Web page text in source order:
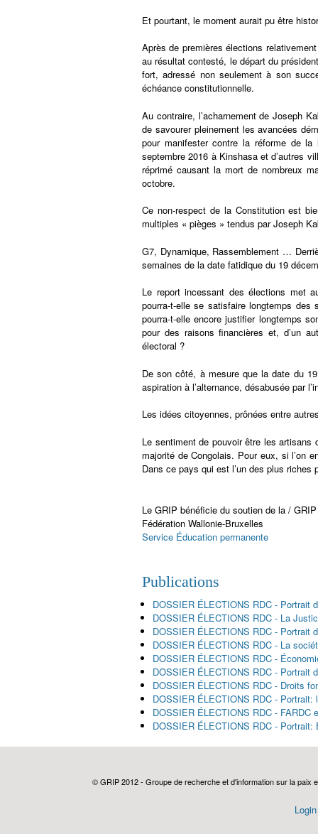
Et pourtant, le moment aurait pu être
Après de premières élections
au résultat contesté, le départ du
fort, adressé non seulement à son
échéance constitutionnelle.
Au contraire, l’acharnement de Joseph
de savourer pleinement les avancées
pour manifester contre la réforme de
septembre 2016 à Kinshasa et d’autres
réprimé causant la mort de nombreux
octobre.
Ce non-respect de la Constitution est
multiples « pièges » tendus par Joseph
G7, Dynamique, Rassemblement …
semaines de la date fatidique du 19
Le report incessant des élections met
pourra-t-elle se satisfaire longtemps des
pourra-t-elle encore justifier longtemps
pour des raisons financières et, d’un
électoral ?
De son côté, à mesure que la date du
aspiration à l’alternance, désabusée par
Les idées citoyennes, prônées entre
Le sentiment de pouvoir être les artisans
majorité de Congolais. Pour eux, si l’on
Dans ce pays qui est l’un des plus riches
Le GRIP bénéficie du soutien de la /
Fédération Wallonie-Bruxelles
Service Éducation permanente
Publications
DOSSIER ÉLECTIONS RDC - Portrait
DOSSIER ÉLECTIONS RDC - La
DOSSIER ÉLECTIONS RDC - Portrait
DOSSIER ÉLECTIONS RDC - La
DOSSIER ÉLECTIONS RDC -
DOSSIER ÉLECTIONS RDC - Portrait
DOSSIER ÉLECTIONS RDC - Droits
DOSSIER ÉLECTIONS RDC -
DOSSIER ÉLECTIONS RDC -
DOSSIER ÉLECTIONS RDC - Portrait:
© GRIP 2012 - Groupe de recherche et d'information sur la paix
Login